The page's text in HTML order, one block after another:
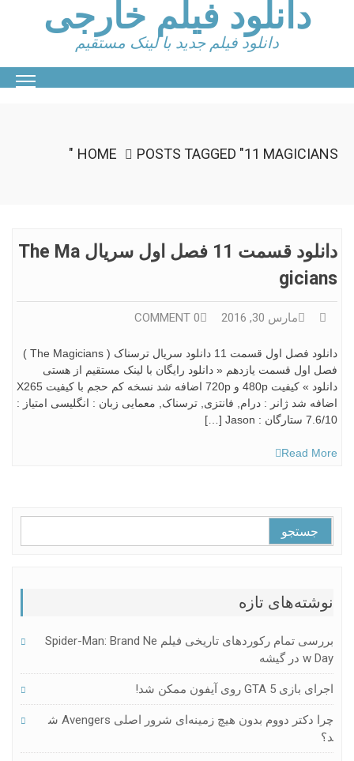
دانلود فیلم خارجی
دانلود فیلم جدید با لینک مستقیم
HOME POSTS TAGGED "11 MAGICIANS"
دانلود قسمت 11 فصل اول سریال The Ma
Gicians
مارس 30, 2016 0 COMMENT
دانلود فصل اول قسمت 11 دانلود سریال ترسناک ( The Magicians )
فصل اول قسمت یازدهم « دانلود رایگان با لینک مستقیم از هستی
دانلود » کیفیت 480p و 720p اضافه شد نسخه کم حجم با کیفیت X265
اضافه شد ژانر : درام, فانتزی, ترسناک, معمایی زبان : انگلیسی امتیاز :
7.6/10 ستارگان : Jason […]
Read More
برای:
نوشته‌های تازه
بررسی تمام رکوردهای تاریخی فیلم Spider-Man: Brand Ne
W Day در گیشه
اجرای بازی GTA 5 روی آیفون ممکن شد!
چرا دکتر دووم بدون هیچ زمینه‌ای شرور اصلی Avengers ش
د؟